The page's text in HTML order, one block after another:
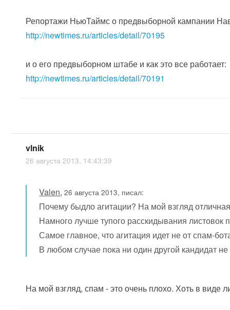
Репортажи НьюТаймс о предвыборной кампании
http://newtimes.ru/articles/detail/70195
и о его предвыборном штабе и как это все работает:
http://newtimes.ru/articles/detail/70191
vlnik
26 августа 2013, 14:43:39
Valen,26 августа 2013, писал:
Почему быдло агитации? На мой взгляд
Намного лучше тупого расскидывания
Самое главное, что агитация идет не от спам-
В любом случае пока ни один другой кандидат
На мой взгляд, спам - это очень плохо. Хоть в виде